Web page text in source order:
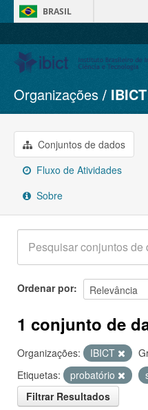
BRASIL
Conjuntos de dados
Organizações
Grupos
Sobre
Organizações IBICT
Conjuntos de dados
Fluxo de Atividades
Sobre
Ordenar por
1 conjunto de
Organizações: IBICT
Etiquetas:
probatório
Filtrar Resultados